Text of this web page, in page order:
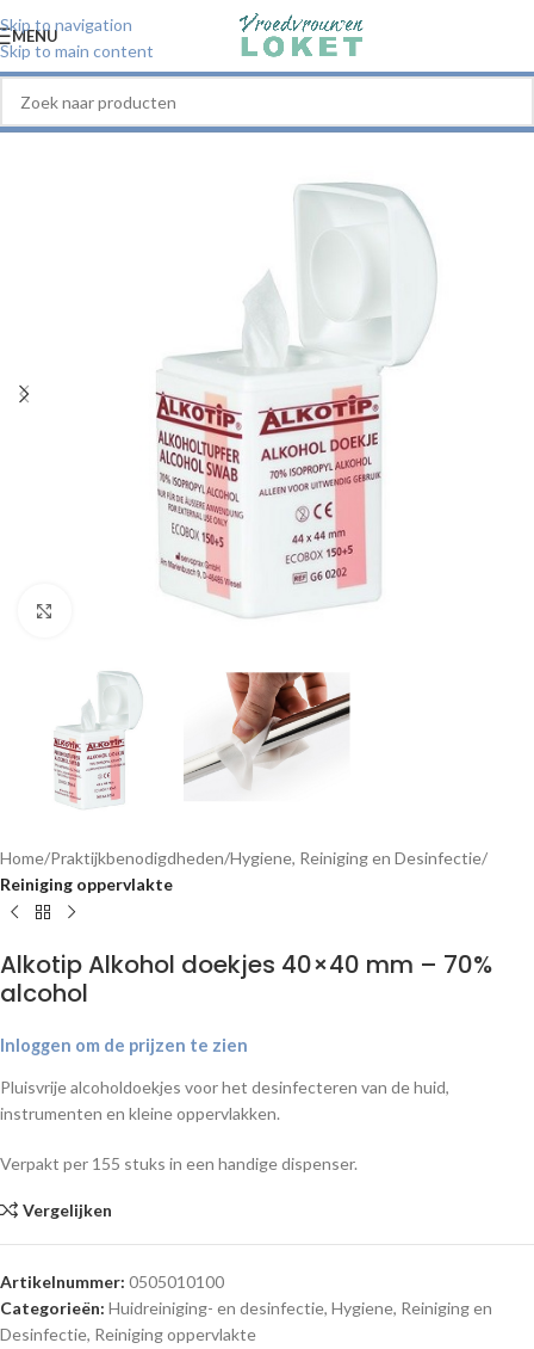
Skip to navigation
Skip to main content
MENU
Klik om te vergroten
Home Praktijkbenodigdheden Hygiene, Reiniging en Desinfectie
Reiniging oppervlakte
Alkotip Alkohol doekjes 40×40 mm – 70%
alcohol
Inloggen om de prijzen te zien
Pluisvrije alcoholdoekjes voor het desinfecteren van de huid,
instrumenten en kleine oppervlakken.
Verpakt per 155 stuks in een handige dispenser.
Vergelijken
Artikelnummer: 0505010100
Categorieën: Huidreiniging- en desinfectie, Hygiene, Reiniging en
Desinfectie, Reiniging oppervlakte